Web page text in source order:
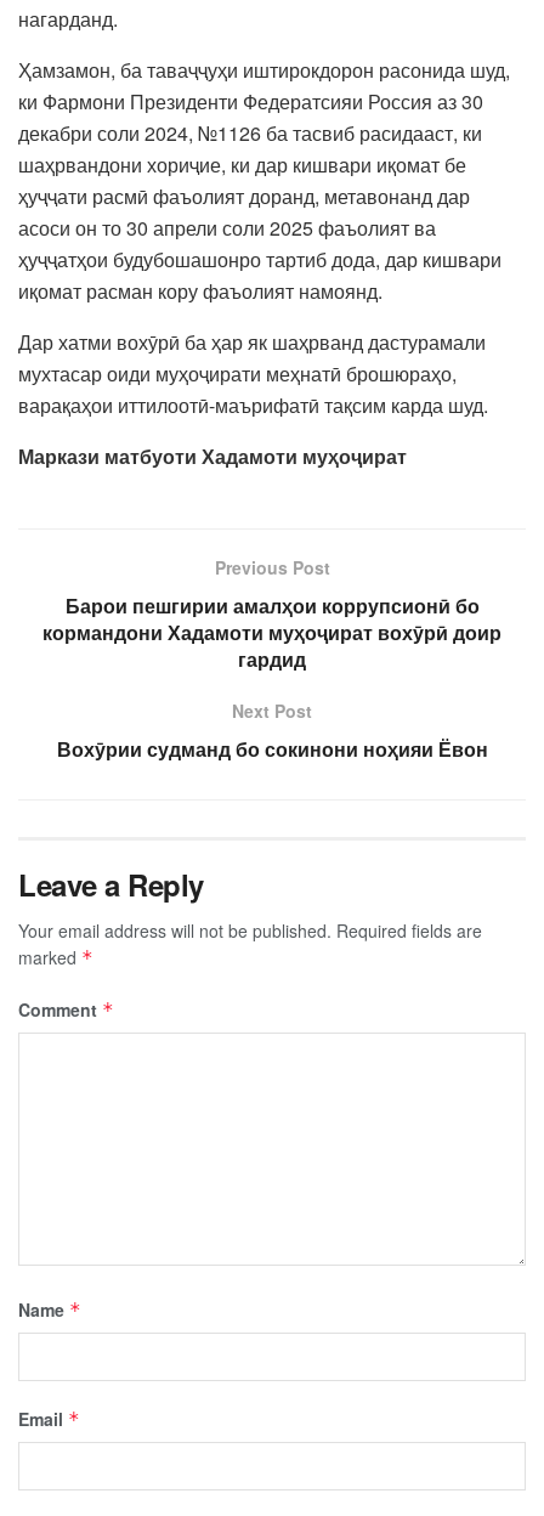
нагарданд.
Ҳамзамон, ба таваҷҷуҳи иштирокдорон расонида шуд,
ки Фармони Президенти Федератсияи Россия аз 30
декабри соли 2024, №1126 ба тасвиб расидааст, ки
шаҳрвандони хориҷие, ки дар кишвари иқомат бе
ҳуҷҷати расмӣ фаъолият доранд, метавонанд дар
асоси он то 30 апрели соли 2025 фаъолият ва
ҳуҷҷатҳои будубошашонро тартиб дода, дар кишвари
иқомат расман кору фаъолият намоянд.
Дар хатми вохӯрӣ ба ҳар як шаҳрванд дастурамали
мухтасар оиди муҳоҷирати меҳнатӣ брошюраҳо,
варақаҳои иттилоотӣ-маърифатӣ тақсим карда шуд.
Маркази матбуоти Хадамоти муҳоҷират
Previous Post
Барои пешгирии амалҳои коррупсионӣ бо
кормандони Хадамоти муҳоҷират вохӯрӣ доир
гардид
Next Post
Вохӯрии судманд бо сокинони ноҳияи Ёвон
Leave a Reply
Your email address will not be published. Required fields are
marked *
Comment *
Name *
Email *